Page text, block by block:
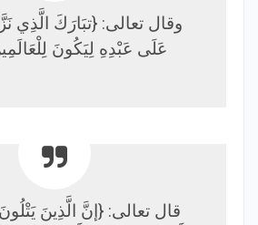
وقال تعالى: {تبَارَكَ الَّذِي
عَلَى عَبْدِهِ لِيَكُونَ
قال تعالى: {إنَّ الَّذِينَ